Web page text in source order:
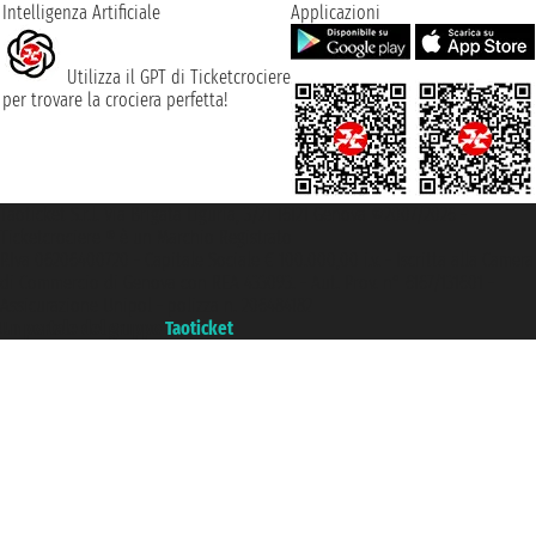
Intelligenza Artificiale
Utilizza il GPT di Ticketcrociere
per trovare la crociera perfetta!
Applicazioni
Taoticket